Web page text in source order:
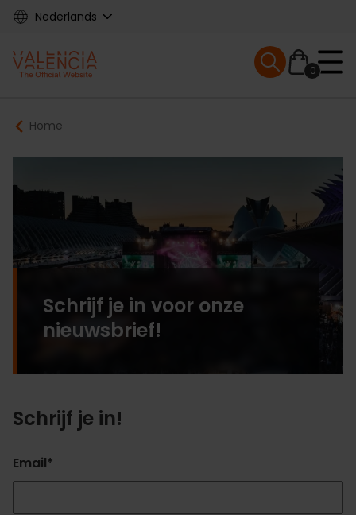
Skip
content
Nederlands
Main
navigation
0
Mobile menu
Breadcrumb
Home
Schrijf je in voor onze
nieuwsbrief!
Schrijf je in!
Email*